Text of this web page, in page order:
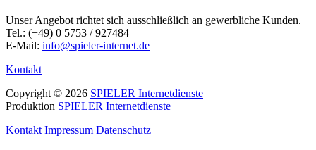
Unser Angebot richtet sich ausschließlich an gewerbliche Kunden.
Tel.: (+49) 0 5753 / 927484
E-Mail: info@spieler-internet.de
Kontakt
Copyright © 2026 SPIELER Internetdienste
Produktion SPIELER Internetdienste
Kontakt Impressum Datenschutz